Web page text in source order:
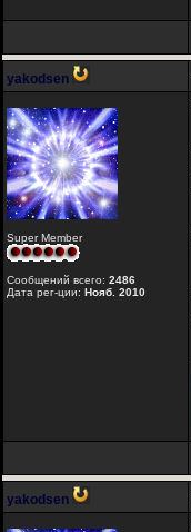
yakodsen
Super Member
Сообщений всего: 2486
Дата рег-ции: Нояб. 2010
yakodsen